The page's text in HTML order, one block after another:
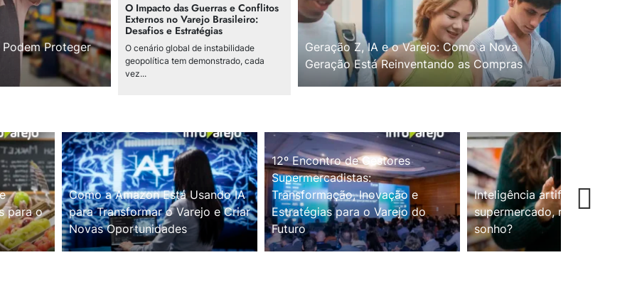
Proteger
O Impacto das Guerras e Conflitos
Externos no Varejo Brasileiro:
Desafios e Estratégias
O cenário global de instabilidade
geopolítica tem demonstrado, cada
vez...
Geração Z, IA e o Varejo: Como a Nova
Geração Está Reinventando as Compras
para o
Como a Amazon Está Usando IA
para Transformar o Varejo e Criar
Novas Oportunidades
12º Encontro de Gestores
Supermercadistas:
Transformação, Inovação e
Estratégias para o Varejo do
Futuro
Inteligência artificial no
supermercado, realidade ou
sonho?